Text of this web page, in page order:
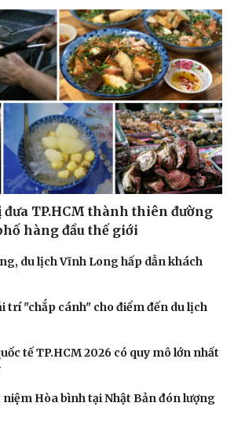
Tình yêu - Gia đình
TP.HCM thành thiên đường
hàng đầu thế giới
du lịch Vĩnh Long hấp dẫn khách
trí "chắp cánh" cho điểm đến du lịch
tế TP.HCM 2026 có quy mô lớn nhất
Hòa bình tại Nhật Bản đón lượng